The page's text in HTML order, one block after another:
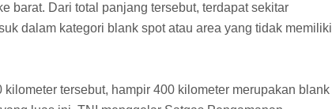
barat. Dari total panjang tersebut, terdapat sekitar
dalam kategori blank spot atau area yang tidak memiliki
tersebut, hampir 400 kilometer merupakan blank